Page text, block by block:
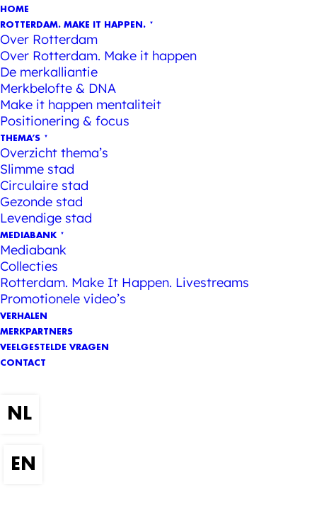
HOME
ROTTERDAM. MAKE IT HAPPEN.
Over Rotterdam
Over Rotterdam. Make it happen
De merkalliantie
Merkbelofte & DNA
Make it happen mentaliteit
Positionering & focus
THEMA’S
Overzicht thema’s
Slimme stad
Circulaire stad
Gezonde stad
Levendige stad
MEDIABANK
Mediabank
Collecties
Rotterdam. Make It Happen. Livestreams
Promotionele video’s
VERHALEN
MERKPARTNERS
VEELGESTELDE VRAGEN
CONTACT